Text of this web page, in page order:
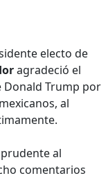
electo de
agradeció el
Donald Trump por
al
al
comentarios